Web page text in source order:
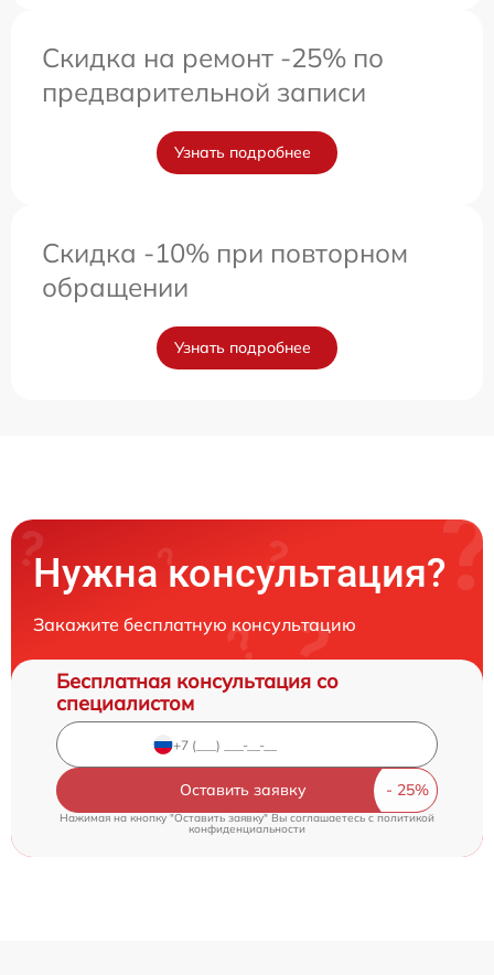
Скидка на ремонт -25% по
предварительной записи
Узнать подробнее
Скидка -10% при повторном
обращении
Узнать подробнее
Нужна консультация?
Закажите бесплатную консультацию
Бесплатная консультация со
специалистом
Оставить заявку
Нажимая на кнопку "Оставить заявку" Вы соглашаетесь cполитикой
конфиденциальности